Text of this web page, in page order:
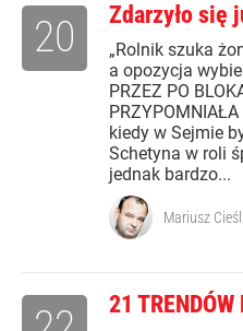
Zdarzyło się
„Rolnik szuka
a opozycja
PRZEZ PO
PRZYPOMNIAŁA
kiedy w Sejmie
Schetyna w roli
jednak bardzo...
20
Mariusz
21